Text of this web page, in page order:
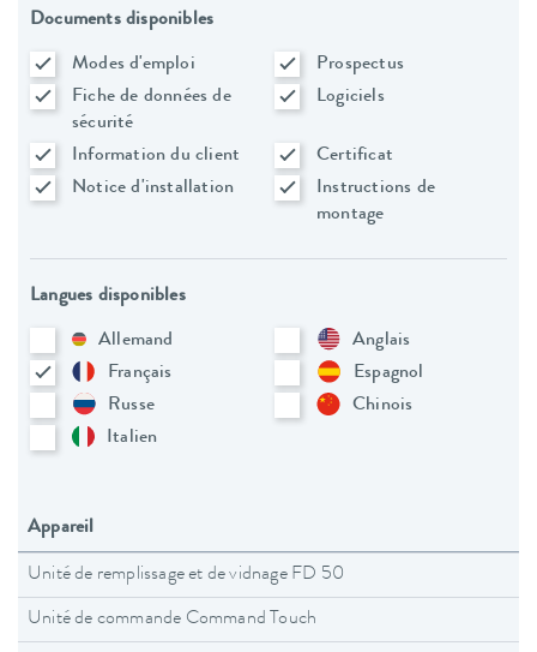
Documents disponibles
Modes d'emploi
Prospectus
Fiche de données de
sécurité
Logiciels
Information du client
Certificat
Notice d'installation
Instructions de
montage
Langues disponibles
Allemand
Anglais
Français
Espagnol
Russe
Chinois
Italien
Appareil
Unité de remplissage et de vidnage FD 50
Unité de commande Command Touch